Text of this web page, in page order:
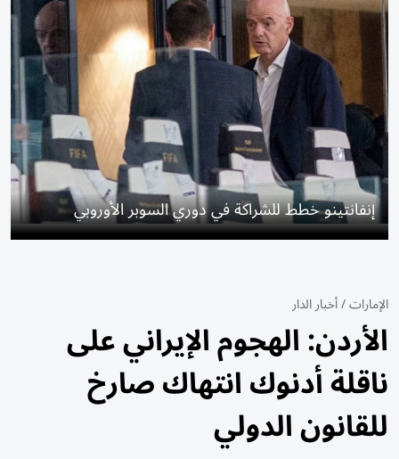
إنفانتينو خطط للشراكة في دوري السوبر الأوروبي
الإمارات/أخبار الدار
الأردن: الهجوم الإيراني على
ناقلة أدنوك انتهاك صارخ
للقانون الدولي